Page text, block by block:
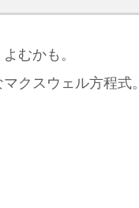
むかも。
クスウェル方程式。